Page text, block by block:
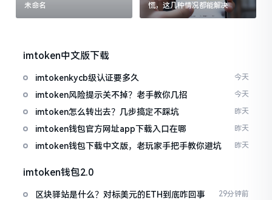
未命名
慌，这几种情况都能解决
imtoken中文版下载
imtokenkycb级认证要多久 今天
imtoken风险提示关不掉？老手教你几招 今天
imtoken怎么转出去？几步搞定不踩坑 昨天
imtoken钱包官方网址app下载入口在哪 昨天
imtoken钱包下载中文版，老玩家手把手教你避坑 昨天
imtoken钱包2.0
区块驿站是什么？对标美元的ETH到底咋回事 29分钟前